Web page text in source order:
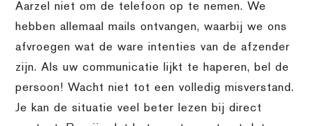
Aarzel niet om de telefoon op te nemen. We
hebben allemaal mails ontvangen, waarbij we ons
afvroegen wat de ware intenties van de afzender
zijn. Als uw communicatie lijkt te haperen, bel de
persoon! Wacht niet tot een volledig misverstand.
Je kan de situatie veel beter lezen bij direct